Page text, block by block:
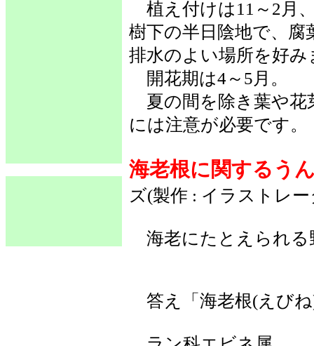
植え付けは11～2月
樹下の半日陰地で、
排水のよい場所を好み
開花期は4～5月。
夏の間を除き葉や花
には注意が必要です。
海老根に関するう
ズ(製作 : イラストレ
海老にたとえられる
答え「海老根(えび